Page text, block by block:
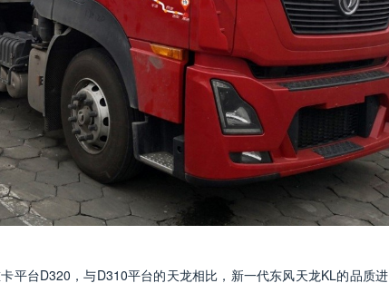
平台D320，与D310平台的天龙相比，新一代东风天龙KL的品质进